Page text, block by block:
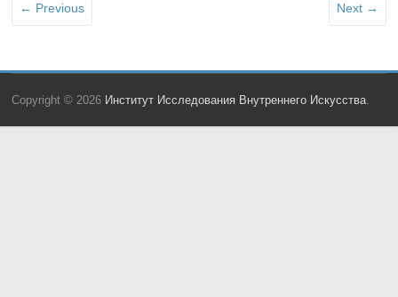
← Previous Next →
Copyright © 2026 Институт Исследования Внутреннего Искусства.